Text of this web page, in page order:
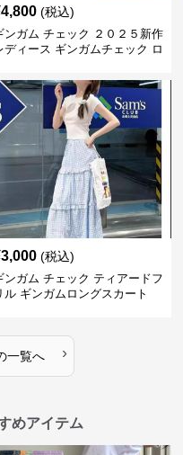
4,800 (税込)
ンガム チェック ２０２５新作
ディース ギンガムチェック ロ
3,000 (税込)
ンガム チェック ティアードフ
ル ギンガムロングスカート
一覧へ ›
めアイテム